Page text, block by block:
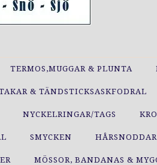
TERMOS,MUGGAR & PLUNTA
& TÄNDSTICKSASKFODRAL
NYCKELRINGAR/TAGS
SMYCKEN HÅRSNODDAR
MÖSSOR, BANDANAS &